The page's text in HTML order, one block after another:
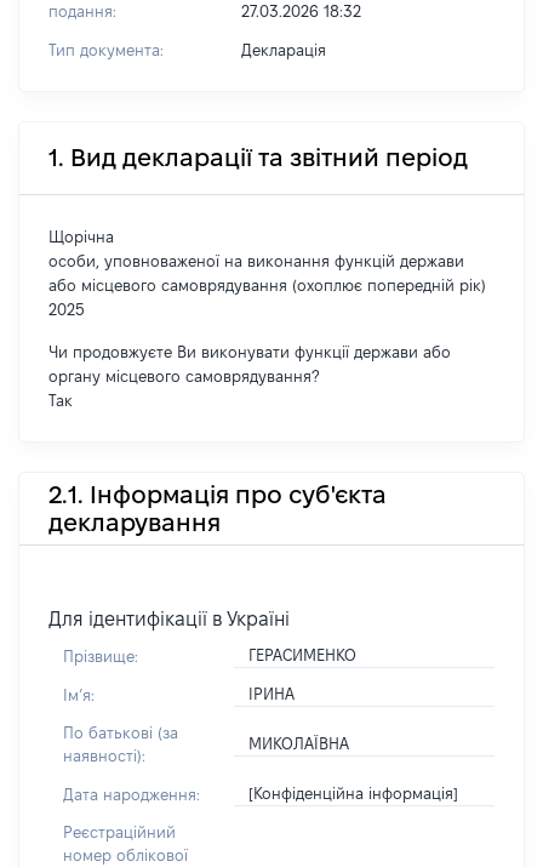
подання:
27.03.2026 18:32
Тип документа: Декларація
1. Вид декларації та звітний період
Щорічна
особи, уповноваженої на виконання функцій держави
або місцевого самоврядування (охоплює попередній рік)
2025
Чи продовжуєте Ви виконувати функції держави або
органу місцевого самоврядування?
Так
2.1. Інформація про суб'єкта
декларування
Для ідентифікації в Україні
Прізвище: ГЕРАСИМЕНКО
Імʼя: ІРИНА
По батькові (за
наявності):
МИКОЛАЇВНА
Дата народження: [Конфіденційна інформація]
Реєстраційний
номер облікової